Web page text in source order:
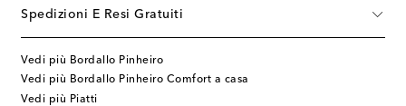
Spedizioni E Resi Gratuiti
Vedi più Bordallo Pinheiro
Vedi più Bordallo Pinheiro Comfort a casa
Vedi più Piatti